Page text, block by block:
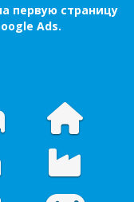
первую страницу
Ads.